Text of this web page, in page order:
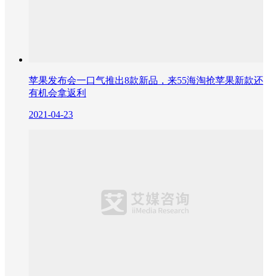
苹果发布会一口气推出8款新品，来55海淘抢苹果新款还
有机会拿返利
2021-04-23